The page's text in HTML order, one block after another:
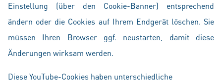
Einstellung (über den Cookie-Banner) entsprechend
ändern oder die Cookies auf Ihrem Endgerät löschen. Sie
müssen Ihren Browser ggf. neustarten, damit diese
Änderungen wirksam werden.
Diese YouTube-Cookies haben unterschiedliche